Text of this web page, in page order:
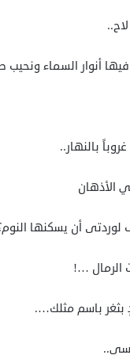
أنوار السماء
بالنهار..
الأذهان
لوردتى أن يسكنها
الرمال …!
باسم مثلك….